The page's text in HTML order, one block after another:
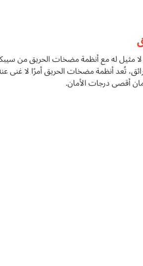
لا مثيل له مع أنظمة مضخات الحريق من
تُعد أنظمة مضخات الحريق أمرًا لا غنى